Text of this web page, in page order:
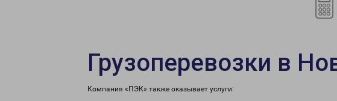
Грузоперевозки в
Компания «ПЭК» также оказывает услуги: